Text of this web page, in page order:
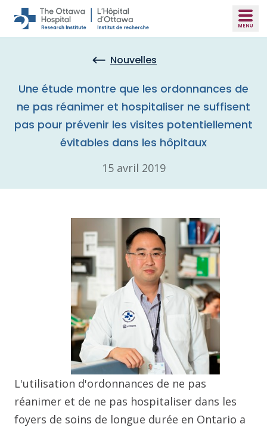
Skip to main content
Nouvelles
Une étude montre que les ordonnances de
ne pas réanimer et hospitaliser ne suffisent
pas pour prévenir les visites potentiellement
évitables dans les hôpitaux
15 avril 2019
L'utilisation d'ordonnances de ne pas
réanimer et de ne pas hospitaliser dans les
foyers de soins de longue durée en Ontario a